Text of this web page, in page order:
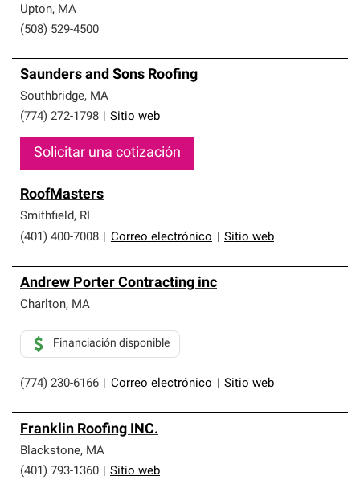
Upton, MA
(508) 529-4500
Saunders and Sons Roofing
Southbridge, MA
(774) 272-1798
Sitio web
Solicitar una cotización
RoofMasters
Smithfield, RI
(401) 400-7008
Correo electrónico Sitio web
Andrew Porter Contracting inc
Charlton, MA
(774) 230-6166 Correo electrónico Sitio web
Financiación disponible
Franklin Roofing INC.
Blackstone, MA
(401) 793-1360
Sitio web